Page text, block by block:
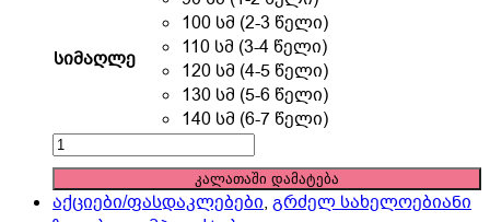
has
multiple
variants.
The
options
may
be
chosen
on
სიმაღლე
100 სმ (2-3 წელი)
110 სმ (3-4 წელი)
120 სმ (4-5 წელი)
130 სმ (5-6 წელი)
140 სმ (6-7 წელი)
ორეული
(
ზედა
და
კალათაში დამატება
აქციები/ფასდაკლებები, გრძელ სახელოებიანი